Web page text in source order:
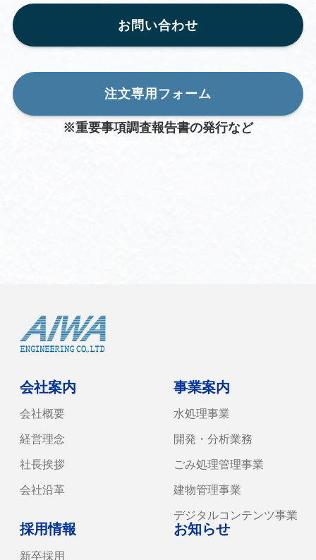
お問い合わせ
注文専用フォーム
※重要事項調査報告書の発行など
会社案内
会社概要
経営理念
社長挨拶
会社沿革
事業案内
水処理事業
開発・分析業務
ごみ処理管理事業
建物管理事業
デジタルコンテンツ事業
採用情報
新卒採用
お知らせ